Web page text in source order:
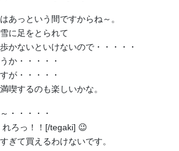
あっという間ですからね～。
に足をとられて
かないといけないので・・・・・
か・・・・・
が・・・・・
喫するのも楽しいかな。
・・・・・
ろっ！！[/tegaki] 😉
ぎて買えるわけないです。